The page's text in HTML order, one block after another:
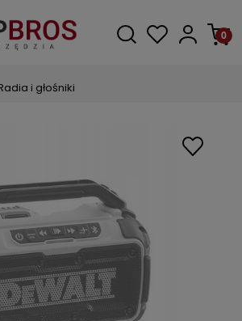
i głośniki